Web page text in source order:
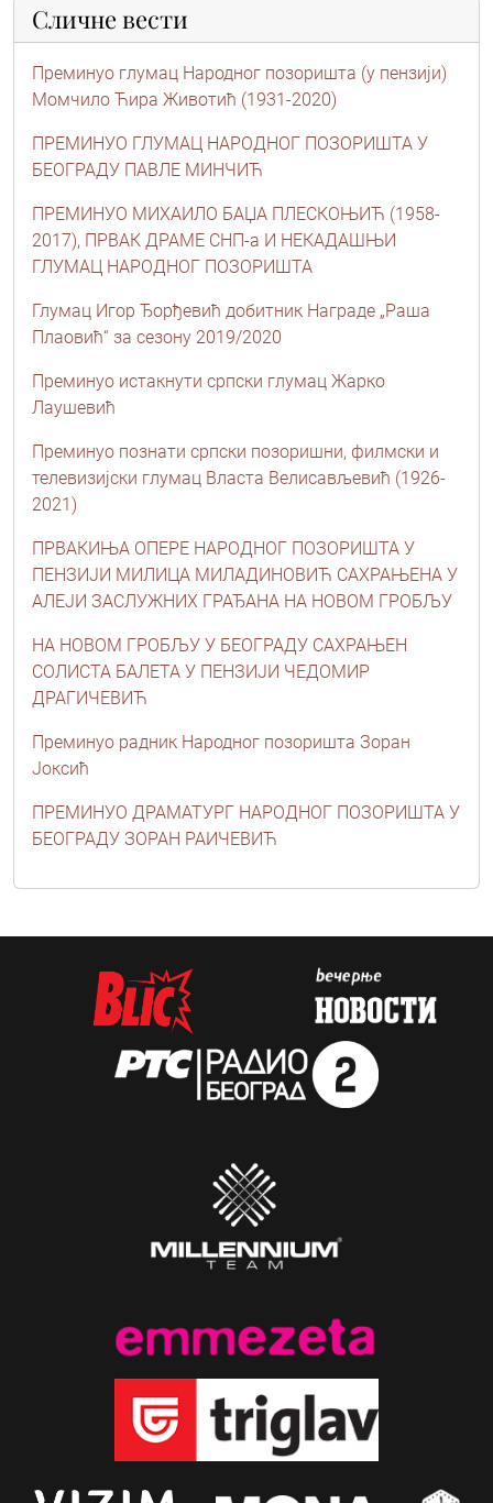
Сличне вести
Преминуо глумац Народног позоришта (у пензији)
Момчило Ћира Животић (1931-2020)
ПРЕМИНУО ГЛУМАЦ НАРОДНОГ ПОЗОРИШТА У
БЕОГРАДУ ПАВЛЕ МИНЧИЋ
ПРЕМИНУО МИХАИЛО БАЏА ПЛЕСКОЊИЋ (1958-
2017), ПРВАК ДРАМЕ СНП-а И НЕКАДАШЊИ
ГЛУМАЦ НАРОДНОГ ПОЗОРИШТА
Глумац Игор Ђорђевић добитник Награде „Раша
Плаовић“ за сезону 2019/2020
Преминуо истакнути српски глумац Жарко
Лаушевић
Преминуо познати српски позоришни, филмски и
телевизијски глумац Власта Велисављевић (1926-
2021)
ПРВАКИЊА ОПЕРЕ НАРОДНОГ ПОЗОРИШТА У
ПЕНЗИЈИ МИЛИЦА МИЛАДИНОВИЋ САХРАЊЕНА У
АЛЕЈИ ЗАСЛУЖНИХ ГРАЂАНА НА НОВОМ ГРОБЉУ
НА НОВОМ ГРОБЉУ У БЕОГРАДУ САХРАЊЕН
СОЛИСТА БАЛЕТА У ПЕНЗИЈИ ЧЕДОМИР
ДРАГИЧЕВИЋ
Преминуо радник Народног позоришта Зоран
Јоксић
ПРЕМИНУО ДРАМАТУРГ НАРОДНОГ ПОЗОРИШТА У
БЕОГРАДУ ЗОРАН РАИЧЕВИЋ